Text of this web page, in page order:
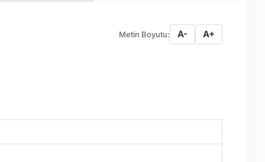
Metin Boyutu: A- A+